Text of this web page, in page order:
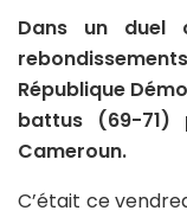
Dans un duel
République
battus (69-71)
Cameroun.
C’était ce